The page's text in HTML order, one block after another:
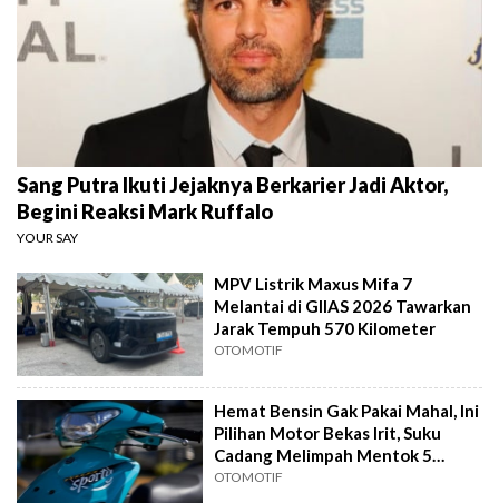
Sang Putra Ikuti Jejaknya Berkarier Jadi Aktor,
Begini Reaksi Mark Ruffalo
YOUR SAY
MPV Listrik Maxus Mifa 7
Melantai di GIIAS 2026 Tawarkan
Jarak Tempuh 570 Kilometer
OTOMOTIF
Hemat Bensin Gak Pakai Mahal, Ini
Pilihan Motor Bekas Irit, Suku
Cadang Melimpah Mentok 5
Jutaan
OTOMOTIF